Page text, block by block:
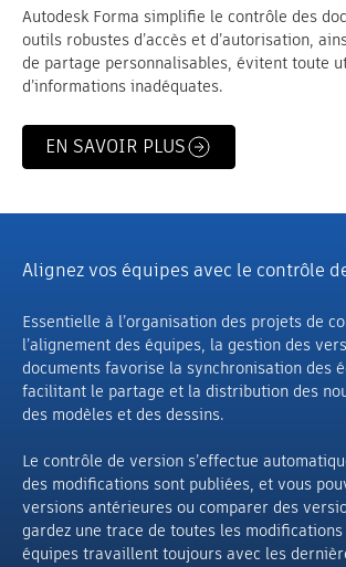
Autodesk Forma simplifie le contrôle des
outils robustes d’accès et d’autorisation,
de partage personnalisables, évitent toute
d’informations inadéquates.
EN SAVOIR PLUS
Alignez vos équipes avec le contrôle
Essentielle à l’organisation des projets de
l’alignement des équipes, la gestion des
documents favorise la synchronisation des
facilitant le partage et la distribution des
des modèles et des dessins.
Le contrôle de version s’effectue
des modifications sont publiées, et vous
versions antérieures ou comparer des
gardez une trace de toutes les
équipes travaillent toujours avec les